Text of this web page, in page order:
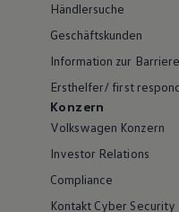
Händlersuche
Geschäftskunden
Information zur
Ersthelfer/ first
Konzern
Volkswagen Konzern
Investor Relations
Compliance
Kontakt Cyber Security